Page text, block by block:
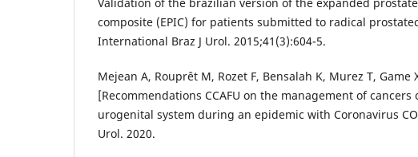
composite (EPIC) for patients submitted to radical
International Braz J Urol. 2015;41(3):604-5.
Mejean A, Rouprêt M, Rozet F, Bensalah K, Murez T, Game
[Recommendations CCAFU on the management of cancers
urogenital system during an epidemic with Coronavirus
Urol. 2020.